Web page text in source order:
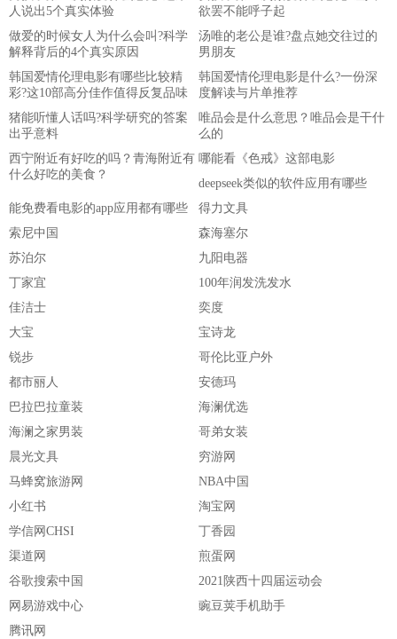
人说出5个真实体验
欲罢不能呼子起
做爱的时候女人为什么会叫?科学
解释背后的4个真实原因
汤唯的老公是谁?盘点她交往过的
男朋友
韩国爱情伦理电影有哪些比较精
彩?这10部高分佳作值得反复品味
韩国爱情伦理电影是什么?一份深
度解读与片单推荐
猪能听懂人话吗?科学研究的答案
出乎意料
唯品会是什么意思？唯品会是干什
么的
西宁附近有好吃的吗？青海附近有
什么好吃的美食？
哪能看《色戒》这部电影
deepseek类似的软件应用有哪些
能免费看电影的app应用都有哪些
得力文具
索尼中国
森海塞尔
苏泊尔
九阳电器
丁家宜
100年润发洗发水
佳洁士
奕度
大宝
宝诗龙
锐步
哥伦比亚户外
都市丽人
安德玛
巴拉巴拉童装
海澜优选
海澜之家男装
哥弟女装
晨光文具
穷游网
马蜂窝旅游网
NBA中国
小红书
淘宝网
学信网CHSI
丁香园
渠道网
煎蛋网
谷歌搜索中国
2021陕西十四届运动会
网易游戏中心
豌豆荚手机助手
腾讯网